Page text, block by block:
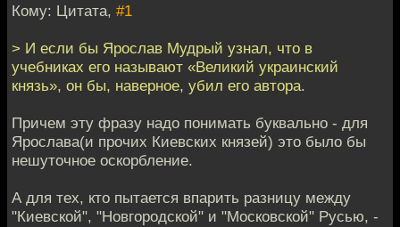
Кому: Цитата, #1
> И если бы Ярослав Мудрый узнал, что в
учебниках его называют «Великий украинский
князь», он бы, наверное, убил его автора.
Причем эту фразу надо понимать буквально - для
Ярослава(и прочих Киевских князей) это было бы
нешуточное оскорбление.
А для тех, кто пытается впарить разницу между
"Киевской", "Новгородской" и "Московской" Русью, -